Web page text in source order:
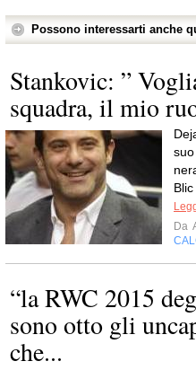
Possono interessarti anche
Stankovic: ”
squadra, il mio
Da
“la RWC 2015
sono otto gli
che...